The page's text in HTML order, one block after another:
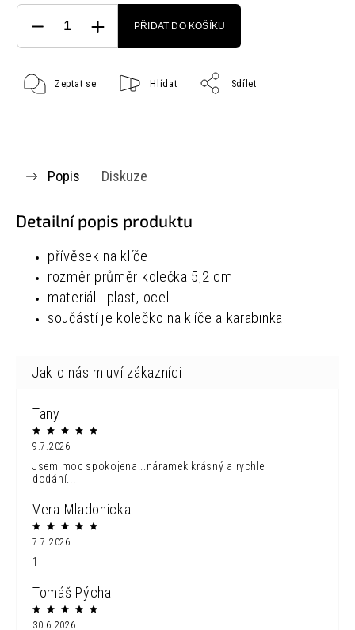
PŘIDAT DO KOŠÍKU
Zeptat se Hlídat Sdílet
Popis Diskuze
Detailní popis produktu
přívěsek na klíče
rozměr průměr kolečka 5,2 cm
materiál : plast, ocel
součástí je kolečko na klíče a karabinka
Tany
9.7.2026
Jsem moc spokojena...náramek krásný a rychle
dodání...
Vera Mladonicka
7.7.2026
1
Tomáš Pýcha
30.6.2026